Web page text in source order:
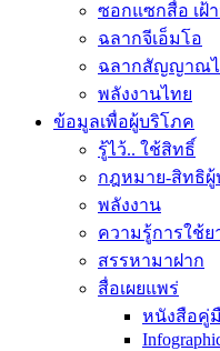
ซอกแซกสื่อ เฝ้
ฉลากจีเอ็มโอ
ฉลากสัญญาณไ
พลังงานไทย
ข้อมูลเพื่อผู้บริโภค
รู้ไว้.. ใช้สิทธิ์
กฎหมาย-สิทธิผู้
พลังงาน
ความรู้การใช้ย
สรรหามาฝาก
สื่อเผยแพร่
หนังสือคู่